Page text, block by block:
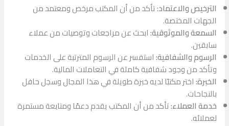
الترخيص والاعتماد:تأكد من أن المكتب مرخص ومعتمد من
الجهات المختصة.
السمعة والموثوقية:ابحث عن مراجعات وتوصيات من عملاء
سابقين.
الرسوم والشفافية:استفسر عن الرسوم المترتبة على الخدمات
وتأكد من وجود شفافية كاملة في التعاملات المالية.
الخبرة:اختر مكتبًا لديه خبرة طويلة في هذا المجال وسجل حافل
بالنجاحات.
خدمة العملاء:تأكد من أن المكتب يقدم دعمًا ومتابعة مستمرة
لعملائه.